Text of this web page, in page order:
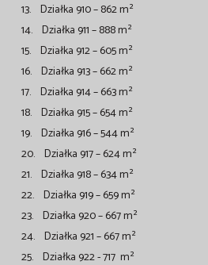
13. Działka 910 – 862 m²
14. Działka 911 – 888 m²
15. Działka 912 – 605 m²
16. Działka 913 – 662 m²
17. Działka 914 – 663 m²
18. Działka 915 – 654 m²
19. Działka 916 – 544 m²
20. Działka 917 – 624 m²
21. Działka 918 – 634 m²
22. Działka 919 – 659 m²
23. Działka 920 – 667 m²
24. Działka 921 – 667 m²
25. Działka 922 - 717 m²